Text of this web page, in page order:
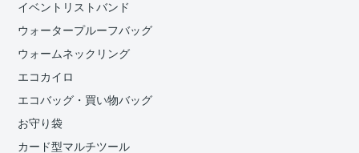
イベントリストバンド
ウォータープルーフバッグ
ウォームネックリング
エコカイロ
エコバッグ・買い物バッグ
お守り袋
カード型マルチツール